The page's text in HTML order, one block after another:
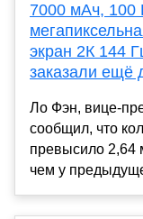
7000 мАч, 100
экран 2К 144
заказали ещё
Ло Фэн, вице-
сообщил, что
превысило 2,64
чем у